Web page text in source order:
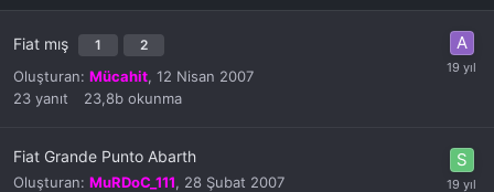
Fiat mış 1 2
Oluşturan: Mücahit, 12 Nisan 2007
23 yanıt 23,8b okunma
Fiat Grande Punto Abarth
Oluşturan: MuRDoC_111, 28 Şubat 2007